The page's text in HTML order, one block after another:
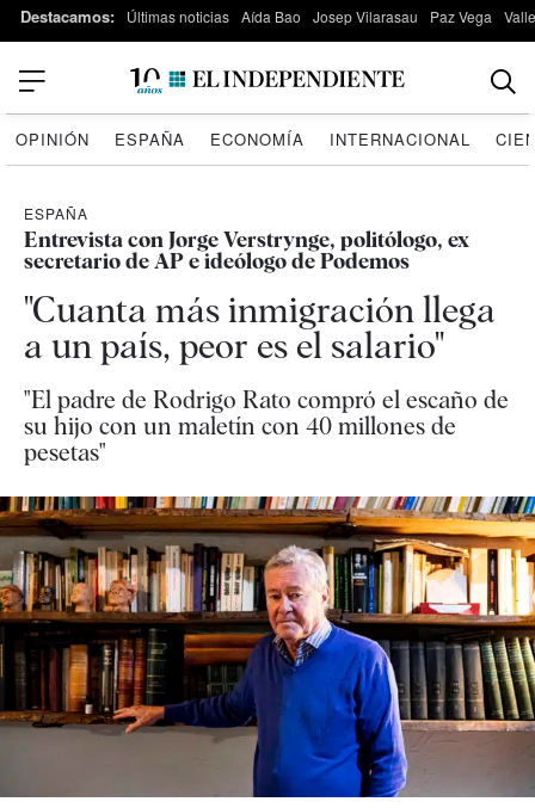
Destacamos: Últimas noticias Aída Bao Josep Vilarasau Paz Vega
OPINIÓN ESPAÑA ECONOMÍA INTERNACIONAL
ESPAÑA
Entrevista con Jorge Verstrynge, politólogo, ex
secretario de AP e ideólogo de Podemos
"Cuanta más inmigración llega
a un país, peor es el salario"
"El padre de Rodrigo Rato compró el escaño de
su hijo con un maletín con 40 millones de
pesetas"